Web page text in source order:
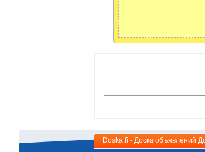
Doska.fi - Доска объявлений